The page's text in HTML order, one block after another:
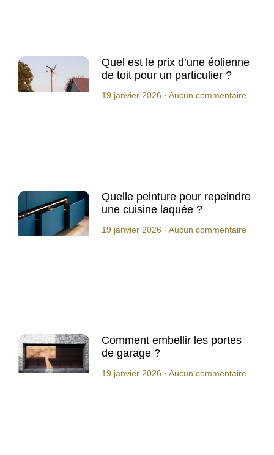
Quel est le prix d’une éolienne
de toit pour un particulier ?
19 janvier 2026 Aucun commentaire
Quelle peinture pour repeindre
une cuisine laquée ?
19 janvier 2026 Aucun commentaire
Comment embellir les portes
de garage ?
19 janvier 2026 Aucun commentaire